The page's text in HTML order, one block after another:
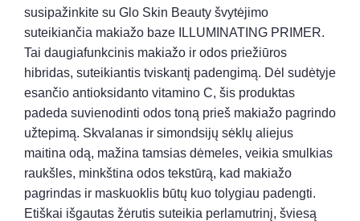
susipažinkite su Glo Skin Beauty švytėjimo
suteikiančia makiažo baze ILLUMINATING PRIMER.
Tai daugiafunkcinis makiažo ir odos priežiūros
hibridas, suteikiantis tviskantį padengimą. Dėl sudėtyje
esančio antioksidanto vitamino C, šis produktas
padeda suvienodinti odos toną prieš makiažo pagrindo
užtepimą. Skvalanas ir simondsijų sėklų aliejus
maitina odą, mažina tamsias dėmeles, veikia smulkias
raukšles, minkština odos tekstūrą, kad makiažo
pagrindas ir maskuoklis būtų kuo tolygiau padengti.
Etiškai išgautas žėrutis suteikia perlamutrinį, šviesą